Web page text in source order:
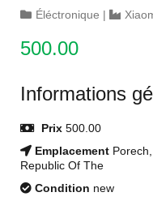
Éléctronique |
500.00
Informations
Prix 500.00
Emplacement
Republic Of The
Condition new